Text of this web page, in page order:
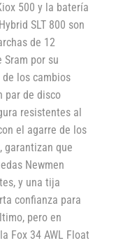
500 y la batería
SLT 800 son
de 12
Sram por su
los cambios
par de disco
resistentes al
el agarre de los
garantizan que
Newmen
y una tija
confianza para
pero en
Fox 34 AWL Float